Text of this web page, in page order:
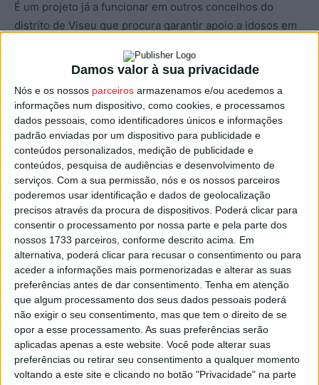
Damos valor à sua privacidade
Nós e os nossos parceiros armazenamos e/ou acedemos a
informações num dispositivo, como cookies, e processamos
dados pessoais, como identificadores únicos e informações
padrão enviadas por um dispositivo para publicidade e
conteúdos personalizados, medição de publicidade e
conteúdos, pesquisa de audiências e desenvolvimento de
serviços. Com a sua permissão, nós e os nossos parceiros
poderemos usar identificação e dados de geolocalização
precisos através da procura de dispositivos. Poderá clicar para
consentir o processamento por nossa parte e pela parte dos
nossos 1733 parceiros, conforme descrito acima. Em
alternativa, poderá clicar para recusar o consentimento ou para
aceder a informações mais pormenorizadas e alterar as suas
preferências antes de dar consentimento. Tenha em atenção
que algum processamento dos seus dados pessoais poderá
não exigir o seu consentimento, mas que tem o direito de se
opor a esse processamento. As suas preferências serão
aplicadas apenas a este website. Você pode alterar suas
preferências ou retirar seu consentimento a qualquer momento
voltando a este site e clicando no botão "Privacidade" na parte
É um projeto já a funcionar em outros concelhos do
distrito de Viseu que procura garantir apoio a idosos em
falta de apoio familiar.
A autarquia de Nelas assume os custos com o
equipamento, que está já a ser distribuído à população,
evitando assim a necessidade de institucionalização de
idosos, já que permite que possam continuar nas suas
casas e com o apoio necessário, sempre que dele
precisem.
Esta e outras notícias para ouvir na Estação Diária – 96.8
FM ou emwww.968.fm.
Pub
TAGS Eguard GNR Nelas